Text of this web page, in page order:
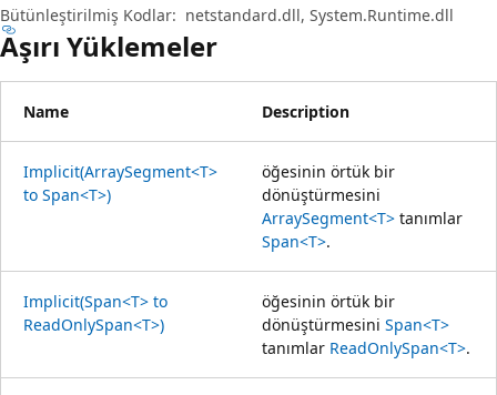
Bütünleştirilmiş Kodlar: netstandard.dll, System.Runtime.dll
Aşırı Yüklemeler
Name Description
Implicit(ArraySegment<T>
to Span<T>)
öğesinin örtük bir
dönüştürmesini
ArraySegment<T> tanımlar
Span<T>.
Implicit(Span<T> to
ReadOnlySpan<T>)
öğesinin örtük bir
dönüştürmesini Span<T>
tanımlar ReadOnlySpan<T>.